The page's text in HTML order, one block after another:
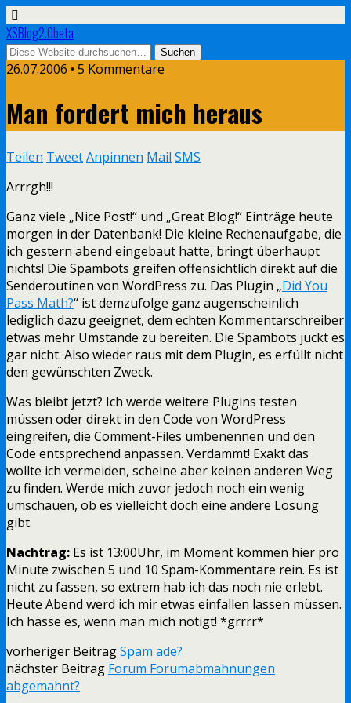
XSBlog2.0beta
26.07.2006 • 5 Kommentare
Man fordert mich heraus
Teilen TweetAnpinnen Mail SMS
Arrrgh!!!
Ganz viele „Nice Post!“ und „Great Blog!“ Einträge heute
morgen in der Datenbank! Die kleine Rechenaufgabe, die
ich gestern abend eingebaut hatte, bringt überhaupt
nichts! Die Spambots greifen offensichtlich direkt auf die
Senderoutinen von WordPress zu. Das Plugin „Did You
Pass Math?“ ist demzufolge ganz augenscheinlich
lediglich dazu geeignet, dem echten Kommentarschreiber
etwas mehr Umstände zu bereiten. Die Spambots juckt es
gar nicht. Also wieder raus mit dem Plugin, es erfüllt nicht
den gewünschten Zweck.
Was bleibt jetzt? Ich werde weitere Plugins testen
müssen oder direkt in den Code von WordPress
eingreifen, die Comment-Files umbenennen und den
Code entsprechend anpassen. Verdammt! Exakt das
wollte ich vermeiden, scheine aber keinen anderen Weg
zu finden. Werde mich zuvor jedoch noch ein wenig
umschauen, ob es vielleicht doch eine andere Lösung
gibt.
Nachtrag: Es ist 13:00Uhr, im Moment kommen hier pro
Minute zwischen 5 und 10 Spam-Kommentare rein. Es ist
nicht zu fassen, so extrem hab ich das noch nie erlebt.
Heute Abend werd ich mir etwas einfallen lassen müssen.
Ich hasse es, wenn man mich nötigt! *grrrr*
vorheriger BeitragSpam ade?
nächster Beitrag Forum Forumabmahnungen
abgemahnt?